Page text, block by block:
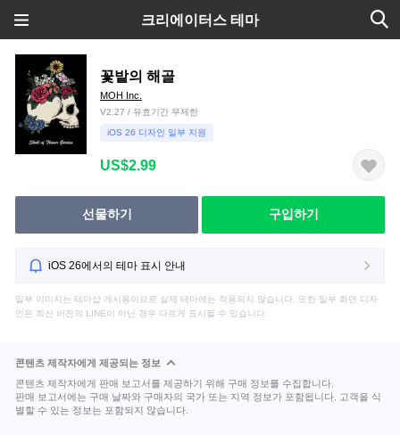
크리에이터스 테마
꽃밭의 해골
MOH Inc.
V2.27 / 유효기간 무제한
iOS 26 디자인 일부 지원
US$2.99
선물하기 구입하기
iOS 26에서의 테마 표시 안내
일부 이미지는 테마샵 게시용이므로 실제 테마에는 적용되지 않습니다. 또한 일부 화면 디자
인은 최신 버전의 LINE이 아닌 경우 다르게 표시될 수 있습니다.
콘텐츠 제작자에게 제공되는 정보
콘텐츠 제작자에게 판매 보고서를 제공하기 위해 구매 정보를 수집합니다.
판매 보고서에는 구매 날짜와 구매자의 국가 또는 지역 정보가 포함됩니다. 고객을 식
별할 수 있는 정보는 포함되지 않습니다.